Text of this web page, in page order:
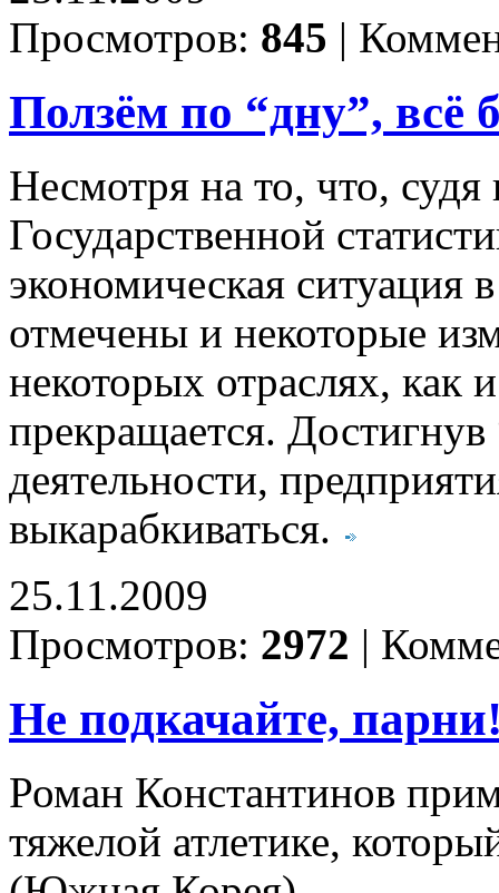
Просмотров: 845 |
Ползём по “дну”, всё
Несмотря на то, что, судя
Государственной
экономическая ситуация
отмечены и некоторые
некоторых отраслях, как
прекращается.
деятельности,
выкарабкиваться.
25.11.2009
Просмотров: 2972 |
Не подкачайте,
Роман Константинов
тяжелой атлетике,